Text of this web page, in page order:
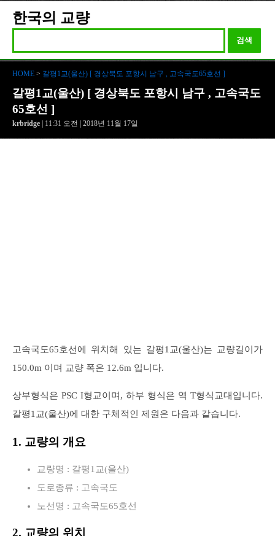
한국의 교량
검색
HOME > 갈평1교(울산) [ 경상북도 포항시 남구 , 고속국도65호선 ]
갈평1교(울산) [ 경상북도 포항시 남구 , 고속국도
65호선 ]
krbridge | 11:31 오전 | 2018년 11월 17일
고속국도65호선에 위치해 있는 갈평1교(울산)는 교량길이가
150.0m 이며 교량 폭은 12.6m 입니다.
상부형식은 PSC I형교이며, 하부 형식은 역 T형식교대입니다.
갈평1교(울산)에 대한 구체적인 제원은 다음과 같습니다.
1. 교량의 개요
교량명 : 갈평1교(울산)
도로종류 : 고속국도
노선명 : 고속국도65호선
2. 교량의 위치